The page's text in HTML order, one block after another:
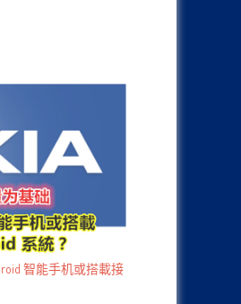
智能手机或搭載接